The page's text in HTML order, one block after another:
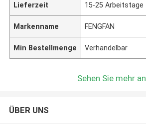
Lieferzeit 15-25 Arbeitstage
Markenname FENGFAN
Min Bestellmenge Verhandelbar
Sehen Sie mehr an
ÜBER UNS